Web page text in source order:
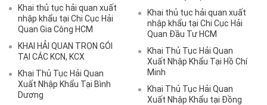
Khai thủ tục hải quan xuất
nhập khẩu tại Chi Cục Hải
Quan Gia Công HCM
Khai thủ tục hải quan xuất
nhập khẩu tại Chi Cục Hải
Quan Đầu Tư HCM
KHAI HẢI QUAN TRỌN GÓI
TẠI CÁC KCN, KCX
Khai Thủ Tục Hải Quan
Xuất Nhập Khẩu Tại Hồ Chí
Minh
Khai Thủ Tục Hải Quan
Xuất Nhập Khẩu Tại Bình
Dương
Khai Thủ Tục Hải Quan
Xuất Nhập Khẩu tại Đồng